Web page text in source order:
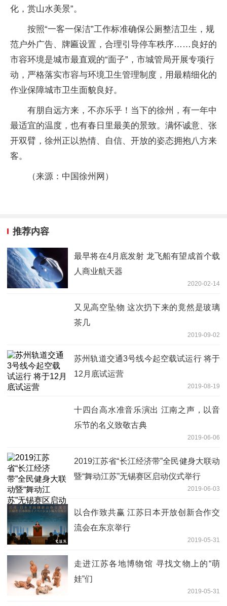
化，赏山水美景”。
按照“一客一保洁”工作标准确保公厕整洁卫生，规
范户外广告、牌匾设置，合理引导停车秩序……良好的
市容环境是城市最直观的“面子”，市城管局开展专项行
动，严格落实市容与环境卫生管理制度，用最精细化的
作业保障城市卫生面貌良好。
有朋自远方来，不亦乐乎！当下的徐州，有一年中
最适宜的温度，也有春日里最美的景致。满怀诚意、张
开双臂，徐州正以热情、自信、开放的姿态拥抱八方来
客。
（来源：中国徐州网）
推荐内容
最早将在4月底发射 龙飞船有望成首个载
人商业航天器
2020-02-14
又见高空坠物 这次扔下来的竟然是玻璃
茶几
2019-09-02
苏州轨道交通3号线今起空载试运行 将于
12月底试运营
2019-08-19
十四台高水准音乐演出 江南之声，以音
乐节的名义致敬古典
2019-06-06
2019江苏省“长江经济带”全民健身大联动
暨“舞动江苏”无锡赛区启动仪式举行
2019-06-03
以合作致共赢 江苏日本开放创新合作交
流会在东京举行
2019-05-31
走进江苏各地博物馆 寻找文物上的“萌
娃”们
2019-05-31